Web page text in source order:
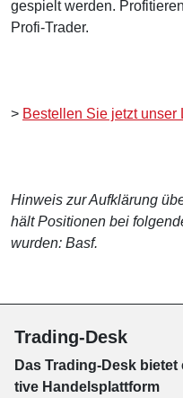
gespielt werden.
Profi-Trader.
> Bestellen Sie jetzt unser
Hinweis zur Aufklärung
hält Positionen bei
wurden: Basf.
Trading-Desk
Das Trading-Desk
tive Han­dels­platt­form